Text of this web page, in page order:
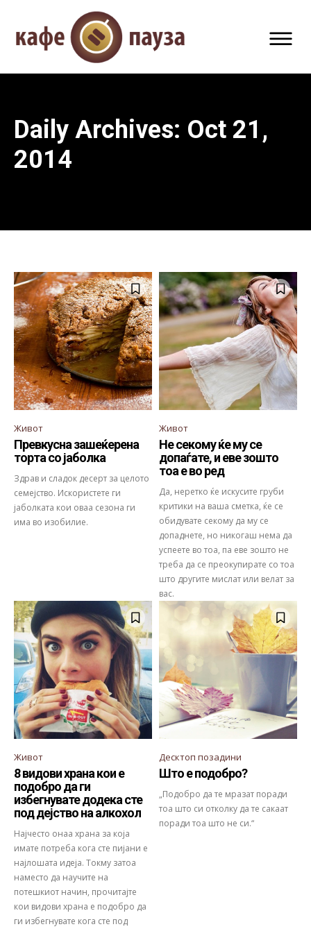
Daily Archives: Oct 21,
2014
Живот
Превкусна зашеќерена
торта со јаболка
Здрав и сладок десерт за целото
семејство. Искористете ги
јаболката кои оваа сезона ги
има во изобилие.
Живот
Не секому ќе му се
допаѓате, и еве зошто
тоа е во ред
Да, неретко ќе искусите груби
критики на ваша сметка, ќе се
обидувате секому да му се
допаднете, но никогаш нема да
успеете во тоа, па еве зошто не
треба да се преокупирате со тоа
што другите мислат или велат за
вас.
Живот
8 видови храна кои е
подобро да ги
избегнувате додека сте
под дејство на алкохол
Најчесто онаа храна за која
имате потреба кога сте пијани е
најлошата идеја. Токму затоа
наместо да научите на
потешкиот начин, прочитајте
кои видови храна е подобро да
ги избегнувате кога сте под
Десктоп позадини
Што е подобро?
„Подобро да те мразат поради
тоа што си отколку да те сакаат
поради тоа што не си.“